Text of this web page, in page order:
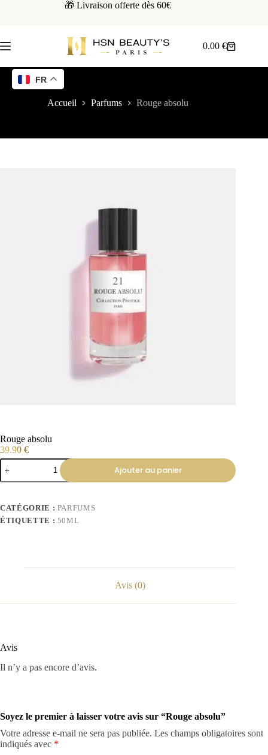
🎁 Livraison offerte dès 60€
0.00€
Accueil Parfums Rouge absolu
Rouge absolu
39.90 €
Ajouter au panier
CATÉGORIE : PARFUMS
ÉTIQUETTE : 50ML
Avis (0)
Avis
Il n’y a pas encore d’avis.
Soyez le premier à laisser votre avis sur “Rouge absolu”
Votre adresse e-mail ne sera pas publiée. Les champs obligatoires sont
indiqués avec *
FR